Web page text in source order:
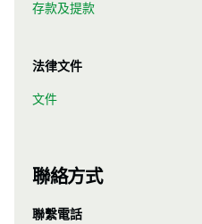
存款及提款
法律文件
文件
聯絡方式
聯繫電話